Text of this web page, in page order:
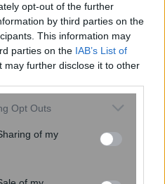
opt-out of the further
by third parties on the
This information may
parties on the IAB’s List of
may further disclose it to other
uses one or more Google
behaviour. You may click to
and its third-party tags to
Opt Outs
of my
απάντηση στο
Μητσοτάκης είναι